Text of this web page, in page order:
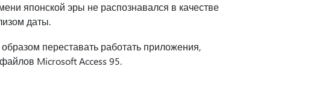
японской эры не распознавался в качестве
даты.
переставать работать приложения,
Microsoft Access 95.